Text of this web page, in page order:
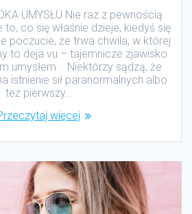
UMYSŁU Nie raz z pewnością
to, co się właśnie dzieje, kiedyś się
poczucie, że trwa chwila, w której
to deja vu – tajemnicze zjawisko
umysłem. Niektórzy sądzą, że
istnienie sił paranormalnych albo
też pierwszy…
więcej